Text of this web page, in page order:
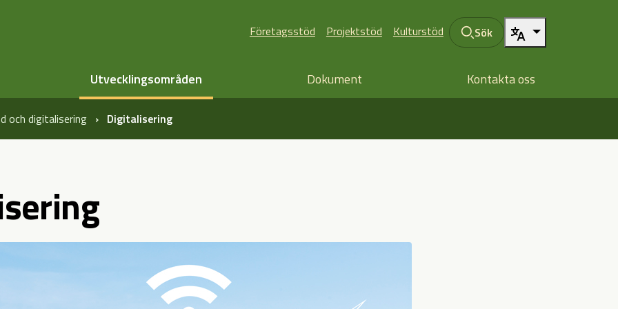
Företagsstöd Projektstöd Kulturstöd Sök
Utvecklingsområden Dokument Kontakta oss
och digitalisering Digitalisering